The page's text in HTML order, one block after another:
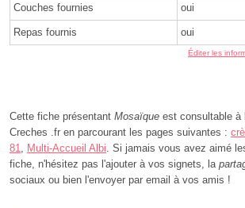
Couches fournies oui
Repas fournis oui
Éditer les
Cette fiche présentant Mosaïque est consultable à
Creches .fr en parcourant les pages suivantes :
81
Multi-Accueil Albi . Si jamais vous avez aimé
fiche, n'hésitez pas l'ajouter à vos signets, la
sociaux ou bien l'envoyer par email à vos amis !